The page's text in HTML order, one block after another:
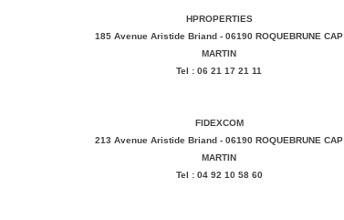
HPROPERTIES
185 Avenue Aristide Briand - 06190 ROQUEBRUNE CAP
MARTIN
Tel : 06 21 17 21 11
FIDEXCOM
213 Avenue Aristide Briand - 06190 ROQUEBRUNE CAP
MARTIN
Tel : 04 92 10 58 60